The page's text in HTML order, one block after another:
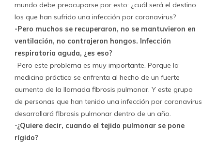
mundo debe preocuparse por esto: ¿cuál será el destino
los que han sufrido una infección por coronavirus?
-Pero muchos se recuperaron, no se mantuvieron en
ventilación, no contrajeron hongos. Infección
respiratoria aguda, ¿es eso?
-Pero este problema es muy importante. Porque la
medicina práctica se enfrenta al hecho de un fuerte
aumento de la llamada fibrosis pulmonar. Y este grupo
de personas que han tenido una infección por coronavirus
desarrollará fibrosis pulmonar dentro de un año.
-¿Quiere decir, cuando el tejido pulmonar se pone
rígido?